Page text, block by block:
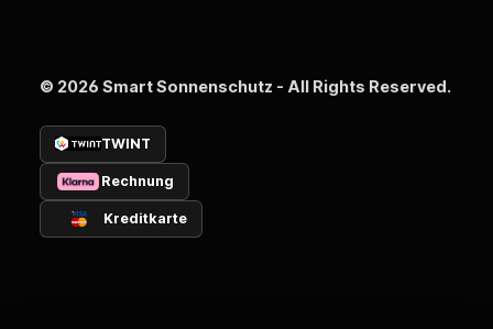
© 2026 Smart Sonnenschutz - All Rights Reserved.
TWINT
Rechnung
Kreditkarte